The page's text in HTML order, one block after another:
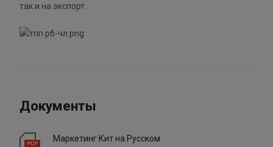
так и на экспорт.
Документы
Маркетинг Кит на Русском